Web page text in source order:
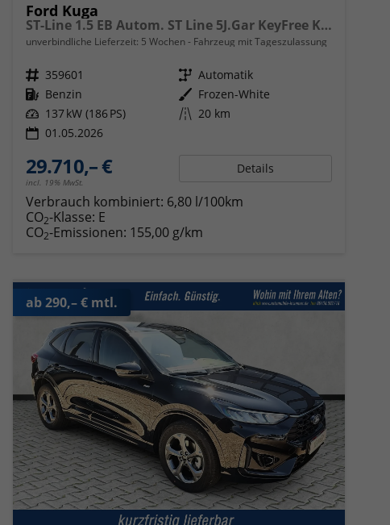
Ford Kuga
ST-Line 1.5 EB Autom. ST Line 5J.Gar KeyFree Kamera
unverbindliche Lieferzeit: 5 Wochen Fahrzeug mit Tageszulassung
Fahrzeugnr. 359601 Getriebe Automatik
Kraftstoff Benzin Außenfarbe Frozen-White
Leistung 137 kW (186 PS) Kilometerstand 20 km
01.05.2026
29.710,– €
incl. 19% MwSt.
Details
Verbrauch kombiniert: 6,80 l/100km
CO2-Klasse: E
CO2-Emissionen: 155,00 g/km
ab 290,– € mtl.